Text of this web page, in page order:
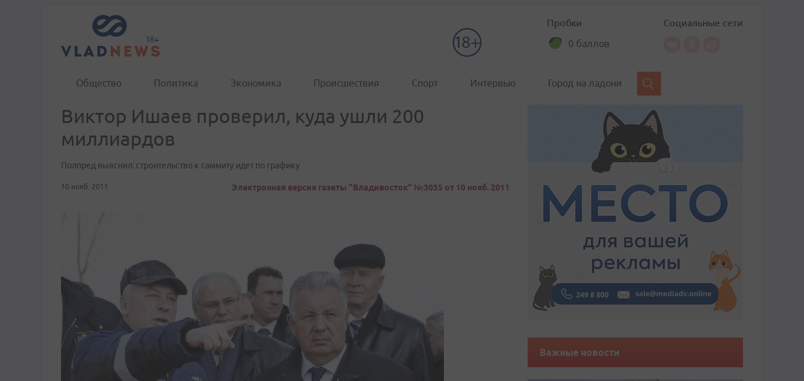
Пробки
0 баллов
Социальные сети
Общество Политика Экономика Происшествия Спорт Интервью Город на ладони
Виктор Ишаев проверил, куда ушли 200
миллиардов
Полпред выяснил: строительство к саммиту идет по графику
10 нояб. 2011 Электронная версия газеты "Владивосток" №3035 от 10 нояб. 2011
Важные новости